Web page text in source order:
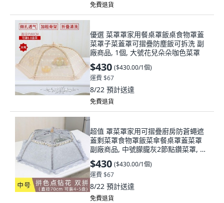
免費退貨
優選 菜罩罩家用餐桌罩飯桌食物罩蓋
菜罩子菜蓋罩可摺疊防塵飯可拆洗 副
廠商品, 1個, 大號花兒朵朵咖色菜罩
$430 ($430.00/1個)
運費 $67
8/22 預計送達
免費退貨
超值 罩菜罩家用可摺疊廚房防蒼蠅遮
蓋剩菜罩食物罩飯菜傘餐桌罩蓋菜罩
副廠商品, 中號朦朧灰2節點鑽菜罩, 1
個
$430 ($430.00/1個)
運費 $67
8/22 預計送達
免費退貨